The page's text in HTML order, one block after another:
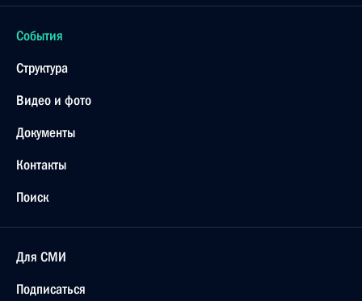
События
Структура
Видео и фото
Документы
Контакты
Поиск
Для СМИ
Подписаться